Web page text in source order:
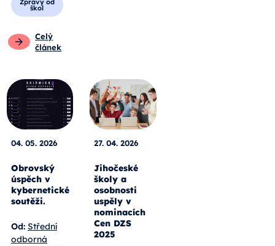
Zprávy od
škol
Celý
článek
04. 05. 2026
Obrovský
úspěch v
kybernetické
soutěži.
Od: Střední
odborná
27. 04. 2026
Jihočeské
školy a
osobnosti
uspěly v
nominacích
Cen DZS
2025